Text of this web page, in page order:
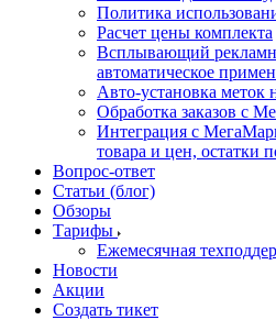
Политика
Расчет цены комплекта
Всплывающий
автоматическое
Авто-установка меток
Обработка заказов с
Интеграция с
товара и цен, остатки
Вопрос-ответ
Статьи (блог)
Обзоры
Тарифы
Ежемесячная
Новости
Акции
Создать тикет